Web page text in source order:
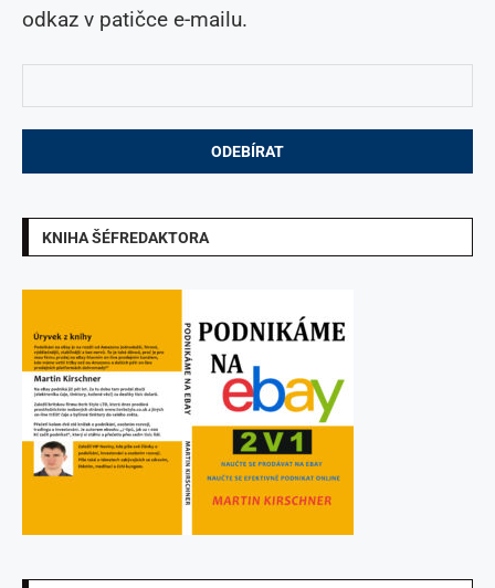
odkaz v patičce e-mailu.
KNIHA ŠÉFREDAKTORA